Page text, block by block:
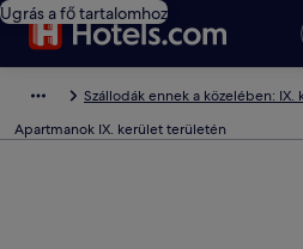
Ugrás a fő tartalomhoz
Szállodák ennek a közelében: IX.
Apartmanok IX. kerület területén